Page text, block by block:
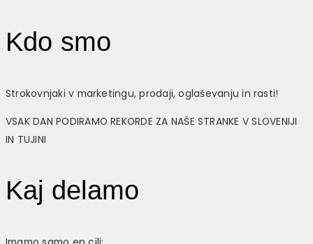
Kdo smo
Strokovnjaki v marketingu, prodaji, oglaševanju in rasti!
VSAK DAN PODIRAMO REKORDE ZA NAŠE STRANKE V SLOVENIJI
IN TUJINI
Kaj delamo